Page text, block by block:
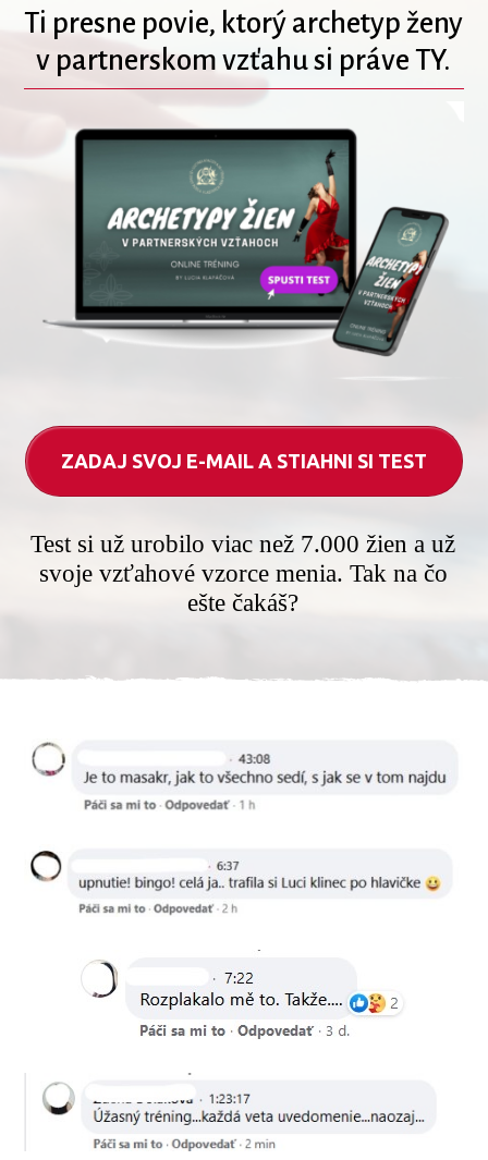
Ti presne povie, ktorý archetyp ženy
v partnerskom vzťahu si práve TY.
ZADAJ SVOJ E-MAIL A STIAHNI SI TEST
Test si už urobilo viac než 7.000 žien a už
svoje vzťahové vzorce menia. Tak na čo
ešte čakáš?